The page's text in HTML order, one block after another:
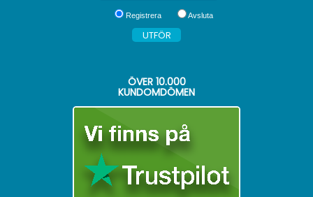
Registrera Avsluta
ÖVER 10.000
KUNDOMDÖMEN